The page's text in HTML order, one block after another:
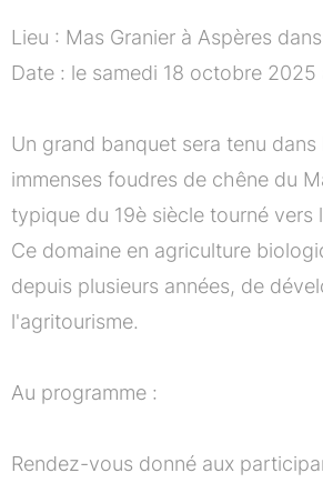
Lieu : Mas Granier à Aspères
Date : le samedi 18 octobre 2025
Un grand banquet sera tenu dans
immenses foudres de chêne du
typique du 19è siècle tourné vers
Ce domaine en agriculture
depuis plusieurs années, de
l'agritourisme.
Au programme :
Rendez-vous donné aux